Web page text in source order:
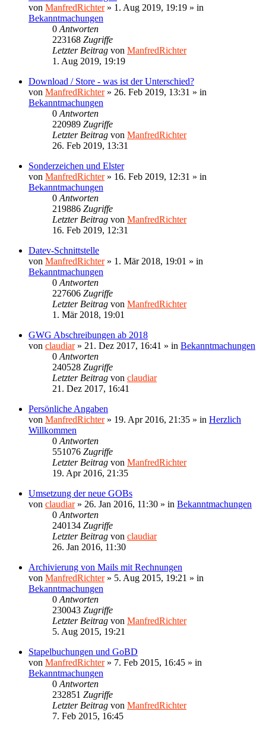
von ManfredRichter» 1. Aug 2019, 19:19 » in
Bekanntmachungen
0 Antworten
223168 Zugriffe
Letzter Beitrag von ManfredRichter
1. Aug 2019, 19:19
Download / Store - was ist der Unterschied?
von ManfredRichter» 26. Feb 2019, 13:31 » in
Bekanntmachungen
0 Antworten
220989 Zugriffe
Letzter Beitrag von ManfredRichter
26. Feb 2019, 13:31
Sonderzeichen und Elster
von ManfredRichter» 16. Feb 2019, 12:31 » in
Bekanntmachungen
0 Antworten
219886 Zugriffe
Letzter Beitrag von ManfredRichter
16. Feb 2019, 12:31
Datev-Schnittstelle
von ManfredRichter» 1. Mär 2018, 19:01 » in
Bekanntmachungen
0 Antworten
227606 Zugriffe
Letzter Beitrag von ManfredRichter
1. Mär 2018, 19:01
GWG Abschreibungen ab 2018
von claudiar» 21. Dez 2017, 16:41 » in Bekanntmachungen
0 Antworten
240528 Zugriffe
Letzter Beitrag von claudiar
21. Dez 2017, 16:41
Persönliche Angaben
von ManfredRichter» 19. Apr 2016, 21:35 » in Herzlich
Willkommen
0 Antworten
551076 Zugriffe
Letzter Beitrag von ManfredRichter
19. Apr 2016, 21:35
Umsetzung der neue GOBs
von claudiar» 26. Jan 2016, 11:30 » in Bekanntmachungen
0 Antworten
240134 Zugriffe
Letzter Beitrag von claudiar
26. Jan 2016, 11:30
Archivierung von Mails mit Rechnungen
von ManfredRichter» 5. Aug 2015, 19:21 » in
Bekanntmachungen
0 Antworten
230043 Zugriffe
Letzter Beitrag von ManfredRichter
5. Aug 2015, 19:21
Stapelbuchungen und GoBD
von ManfredRichter» 7. Feb 2015, 16:45 » in
Bekanntmachungen
0 Antworten
232851 Zugriffe
Letzter Beitrag von ManfredRichter
7. Feb 2015, 16:45